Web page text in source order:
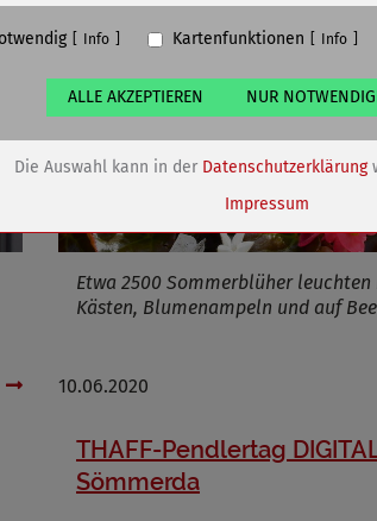
Etwa 2500 Sommerblüher leuchten
Kästen, Blumenampeln und auf
10.06.2020
THAFF-Pendlertag
Sömmerda
PHPSESSID, fe_typo_user
undefined
Cookiespeicherung Entscheidungscookie
Speichert die Einstellungen der Besucher
Cookies.
Marketing/Tracking
Info Kartenfunktionen Info
ALLE AKZEPTIEREN NUR
Die Auswahl kann in der Datenschutzerklärung
Impressum